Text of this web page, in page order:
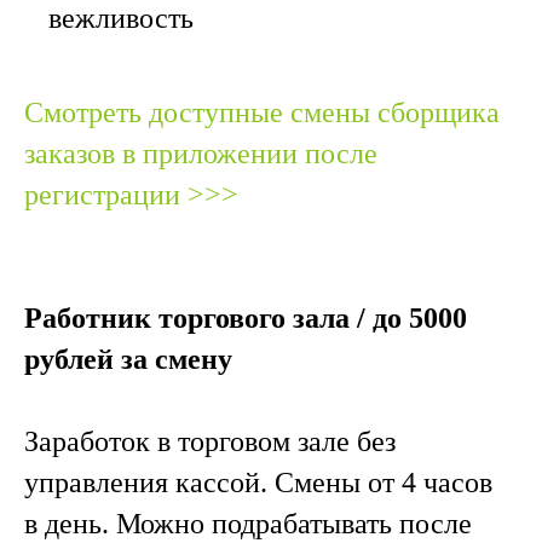
вежливость
Смотреть доступные смены сборщика
заказов в приложении после
регистрации >>>
Работник торгового зала / до 5000
рублей за смену
Заработок в торговом зале без
управления кассой. Смены от 4 часов
в день. Можно подрабатывать после